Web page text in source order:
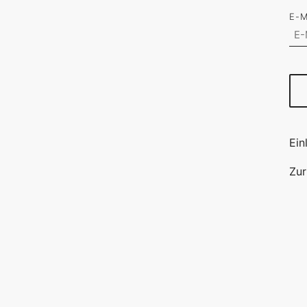
E-